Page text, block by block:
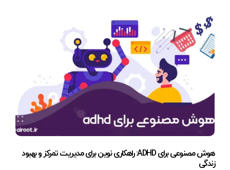
هوش مصنوعی برای ADHD: راهکاری نوین برای مدیریت تمرکز و بهبود
زندگی